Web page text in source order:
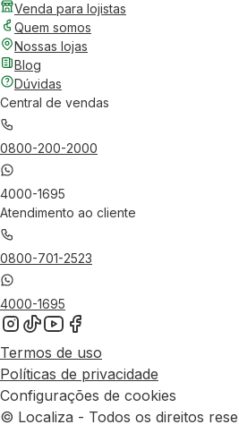
Venda para lojistas
Quem somos
Nossas lojas
Blog
Dúvidas
Central de vendas
0800-200-2000
4000-1695
Atendimento ao cliente
0800-701-2523
4000-1695
Termos de uso
Políticas de privacidade
Configurações de cookies
© Localiza - Todos os direitos